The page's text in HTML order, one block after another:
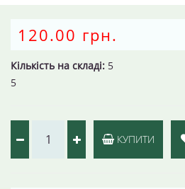
120.00 грн.
Кількість на складі: 5
5
КУПИТИ